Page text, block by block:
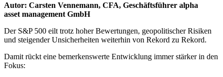
Autor: Carsten Vennemann, CFA, Geschäftsführer alpha
asset management GmbH
Der S&P 500 eilt trotz hoher Bewertungen, geopolitischer Risiken
und steigender Unsicherheiten weiterhin von Rekord zu Rekord.
Damit rückt eine bemerkenswerte Entwicklung immer stärker in den
Fokus: